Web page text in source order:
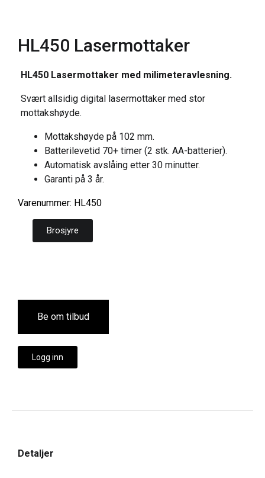
HL450 Lasermottaker
HL450 Lasermottaker med milimeteravlesning.
Svært allsidig digital lasermottaker med stor
mottakshøyde.
Mottakshøyde på 102 mm.
Batterilevetid 70+ timer (2 stk. AA-batterier).
Automatisk avslåing etter 30 minutter.
Garanti på 3 år.
Varenummer: HL450
Brosjyre
Be om tilbud
Logg inn
Detaljer